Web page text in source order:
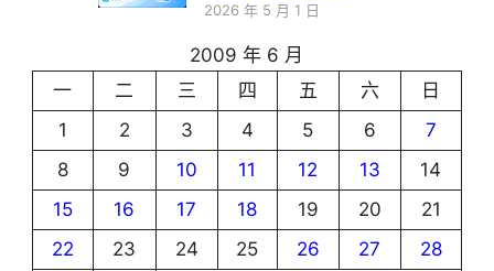
2026 年 5 月 1 日
2009 年 6 月
一
二 三 四 五 六
日
1
2 3 4 5 6
7
8
9 10 11 12 13
14
15
16 17 18 19 20
21
22
23 24 25 26 27
28